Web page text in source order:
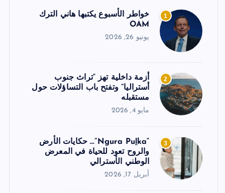
1
خواطر الأسبوع يكتبها هاني الترك
OAM
يونيو 26, 2026
2
أزمة داخلية تهز “تراث جنوب
أستراليا” وتفتح باب التساؤلات حول
مستقبله
مايو 4, 2026
3
“Ngura Puḻka”… حكايات الأرض
والروح تعود للحياة في المعرض
الوطني الأسترالي
أبريل 17, 2026